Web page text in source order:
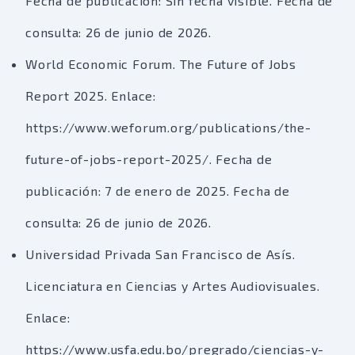
consulta: 26 de junio de 2026.
World Economic Forum. The Future of Jobs
Report 2025. Enlace:
https://www.weforum.org/publications/the-
future-of-jobs-report-2025/. Fecha de
publicación: 7 de enero de 2025. Fecha de
consulta: 26 de junio de 2026.
Universidad Privada San Francisco de Asís.
Licenciatura en Ciencias y Artes Audiovisuales.
Enlace:
https://www.usfa.edu.bo/pregrado/ciencias-y-